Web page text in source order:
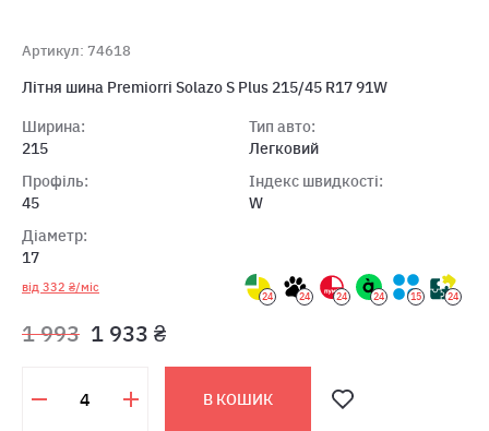
Артикул: 74618
Літня шина Premiorri Solazo S Plus 215/45 R17 91W
Ширина:
215
Профіль:
45
Діаметр:
17
Тип авто:
Легковий
Індекс швидкості:
W
від 332 ₴/міс
24 24 24 24 15 24
1 993 1 933 ₴
В КОШИК